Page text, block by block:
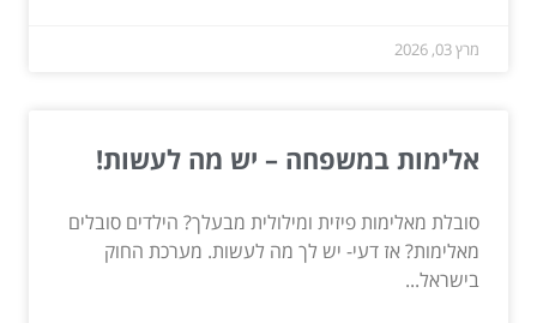
מרץ 03, 2026
אלימות במשפחה – יש מה לעשות!
סובלת מאלימות פיזית ומילולית מבעלך? הילדים סובלים
מאלימות? אז דעי- יש לך מה לעשות. מערכת החוק
בישראל...